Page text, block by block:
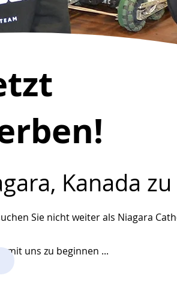
Kanada
Sie nicht weiter als Niagara
mit uns zu beginnen ...